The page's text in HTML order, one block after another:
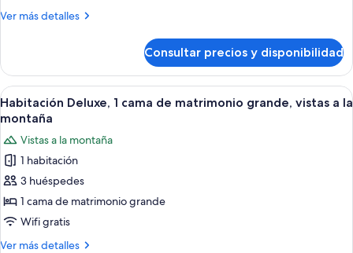
vistas
montaña
(Tower)
Ver más detalles
Más
1
habitación,
vistas
a
montaña
(Tower)
Consultar precios y disponibilidad
Abrir
todas
fotos
de
Habitación
Deluxe,
1
cama
Habitación de hotel con una cama
10
Habitación Deluxe, 1 cama de matrimonio grande, vistas a la
montaña
Vistas a la montaña
1 habitación
3 huéspedes
1 cama de matrimonio grande
Wifi gratis
Ver más detalles
Más